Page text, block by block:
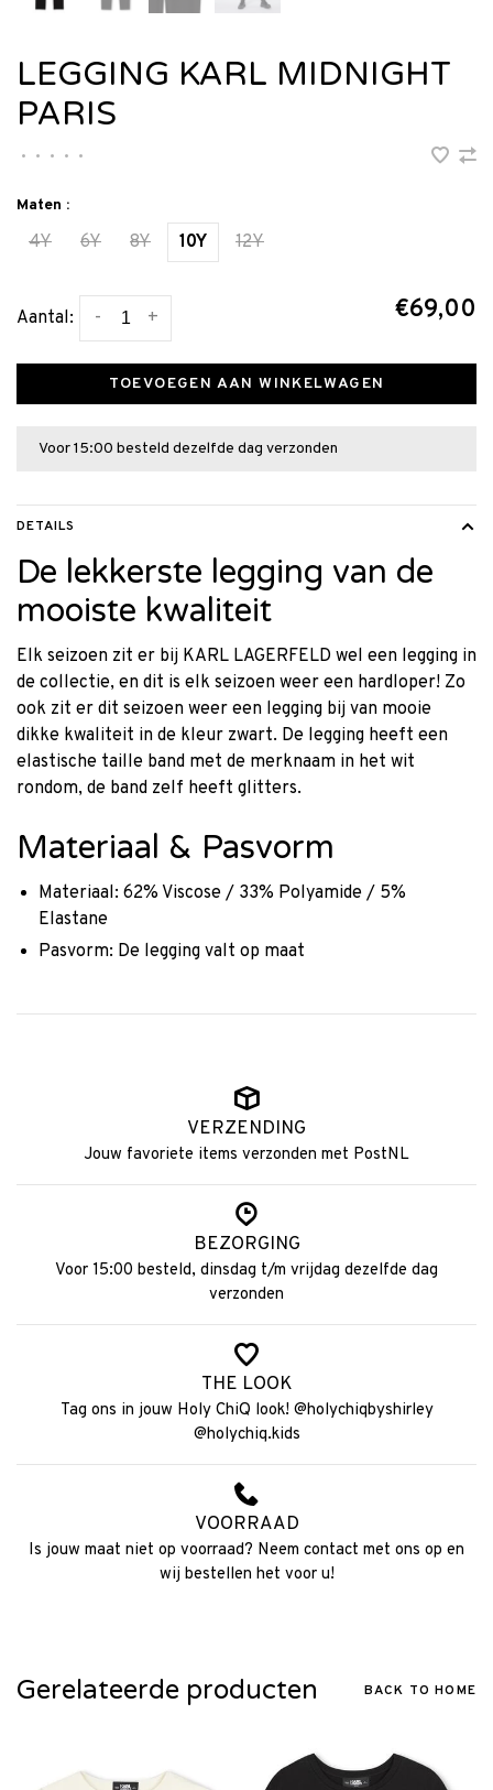
LEGGING KARL MIDNIGHT
PARIS
• • • • •
Maten :
4Y 6Y 8Y 10Y 12Y
Aantal: +
- €69,00
TOEVOEGEN AAN WINKELWAGEN
Voor 15:00 besteld dezelfde dag verzonden
DETAILS
De lekkerste legging van de
mooiste kwaliteit
Elk seizoen zit er bij KARL LAGERFELD wel een legging in
de collectie, en dit is elk seizoen weer een hardloper! Zo
ook zit er dit seizoen weer een legging bij van mooie
dikke kwaliteit in de kleur zwart. De legging heeft een
elastische taille band met de merknaam in het wit
rondom, de band zelf heeft glitters.
Materiaal & Pasvorm
Materiaal: 62% Viscose / 33% Polyamide / 5%
Elastane
Pasvorm: De legging valt op maat
VERZENDING
Jouw favoriete items verzonden met PostNL
BEZORGING
Voor 15:00 besteld, dinsdag t/m vrijdag dezelfde dag
verzonden
THE LOOK
Tag ons in jouw Holy ChiQ look! @holychiqbyshirley
@holychiq.kids
VOORRAAD
Is jouw maat niet op voorraad? Neem contact met ons op en
wij bestellen het voor u!
Gerelateerde producten BACK TO HOME